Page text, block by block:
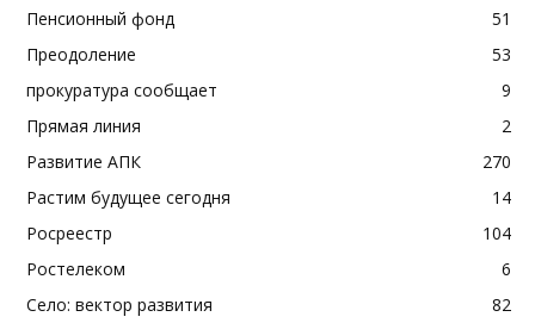
Пенсионный фонд
51
Преодоление
53
прокуратура сообщает
9
Прямая линия
2
Развитие АПК
270
Растим будущее сегодня
14
Росреестр
104
Ростелеком
6
Село: вектор развития
82